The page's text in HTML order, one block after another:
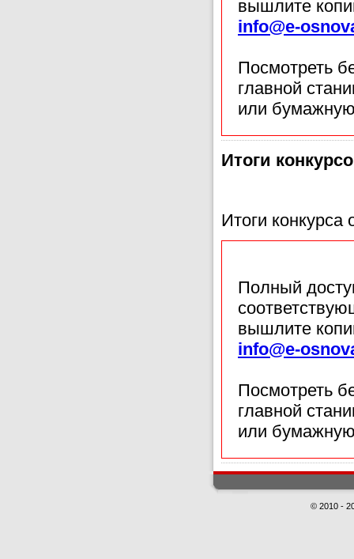
вышлите
info@e-
Посмотреть
главной
или
Итоги
Итоги
Полный
вышлите
info@e-
Посмотреть
главной
или
© 2010 -